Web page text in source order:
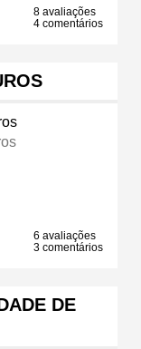
8 avaliações
4 comentários
6 avaliações
3 comentários
DE